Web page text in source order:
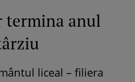
termina anul
liceal – filiera